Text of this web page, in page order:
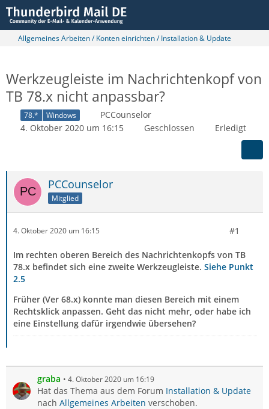
Allgemeines Arbeiten / Konten einrichten / Installation & Update
Werkzeugleiste im Nachrichtenkopf von
TB 78.x nicht anpassbar?
78.* Windows
PCCounselor
4. Oktober 2020 um 16:15
Geschlossen Erledigt
PCCounselor
Mitglied
4. Oktober 2020 um 16:15 #1
Im rechten oberen Bereich des Nachrichtenkopfs von TB
78.x befindet sich eine zweite Werkzeugleiste. Siehe Punkt
2.5
Früher (Ver 68.x) konnte man diesen Bereich mit einem
Rechtsklick anpassen. Geht das nicht mehr, oder habe ich
eine Einstellung dafür irgendwie übersehen?
graba 4. Oktober 2020 um 16:19
Hat das Thema aus dem Forum Installation & Update
nach Allgemeines Arbeiten verschoben.